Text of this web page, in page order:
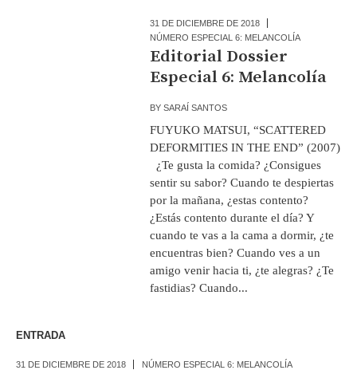
31 DE DICIEMBRE DE 2018
NÚMERO ESPECIAL 6: MELANCOLÍA
Editorial Dossier
Especial 6: Melancolía
BYSARAÍ SANTOS
FUYUKO MATSUI, “SCATTERED
DEFORMITIES IN THE END” (2007)
¿Te gusta la comida? ¿Consigues
sentir su sabor? Cuando te despiertas
por la mañana, ¿estas contento?
¿Estás contento durante el día? Y
cuando te vas a la cama a dormir, ¿te
encuentras bien? Cuando ves a un
amigo venir hacia ti, ¿te alegras? ¿Te
fastidias? Cuando...
ENTRADA
31 DE DICIEMBRE DE 2018 NÚMERO ESPECIAL 6: MELANCOLÍA